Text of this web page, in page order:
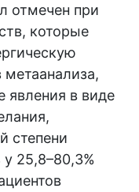
отмечен при
которые
явления в виде
степени
25,8–80,3%